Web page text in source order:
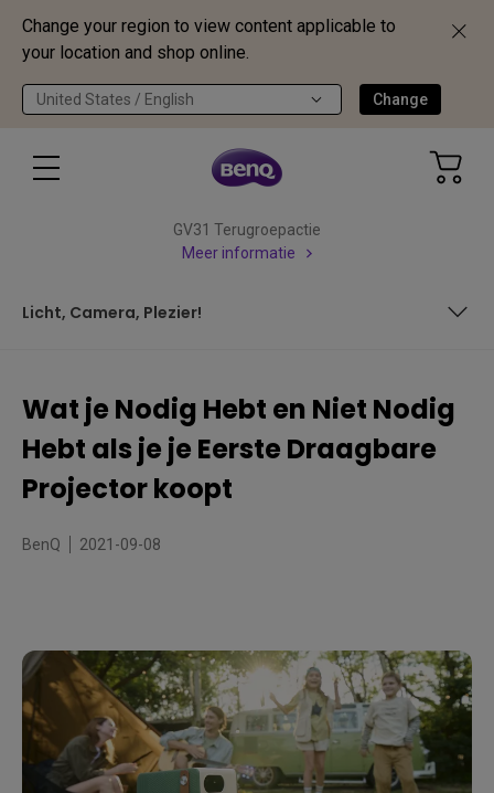
Change your region to view content applicable to
your location and shop online.
United States / English Change
GV31 Terugroepactie
Meer informatie
Licht, Camera, Plezier!
Duurzaamheid
Prestaties
Wat je Nodig Hebt en Niet Nodig
Hebt als je je Eerste Draagbare
Projector koopt
BenQ 2021-09-08